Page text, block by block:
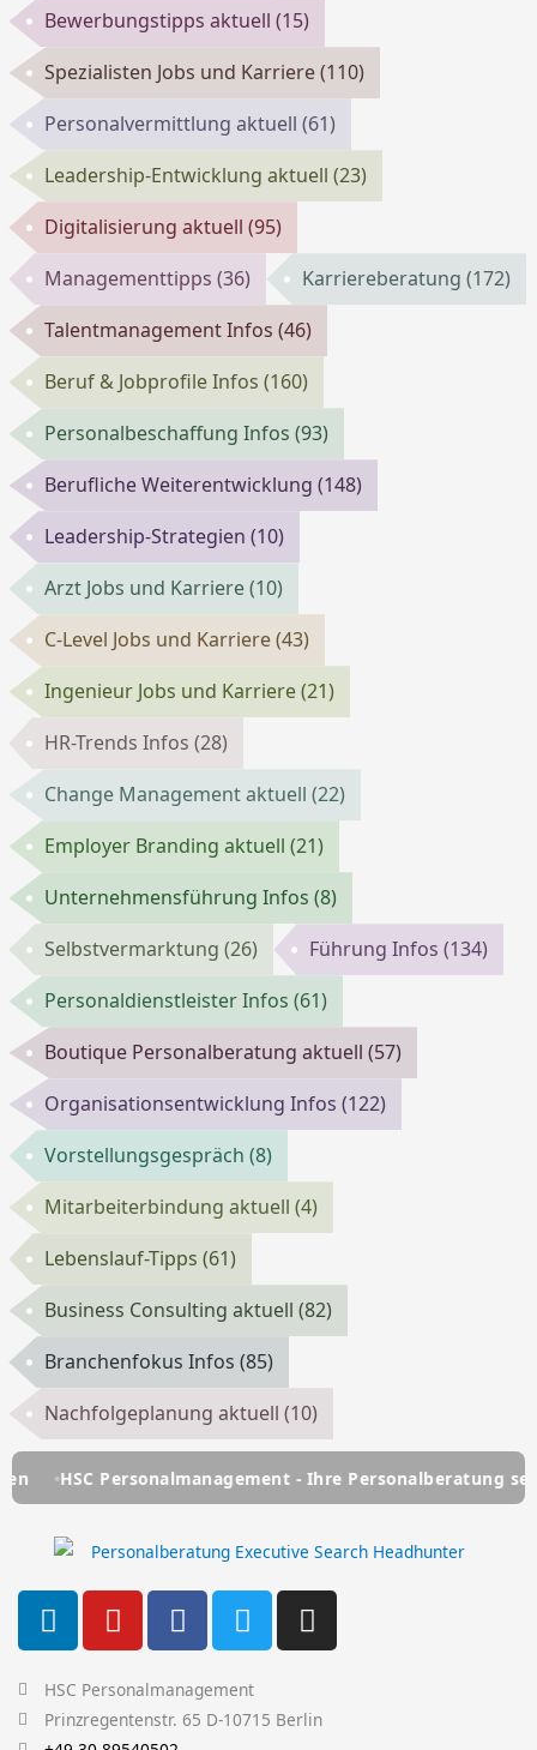
Bewerbungstipps aktuell(15)
Spezialisten Jobs und Karriere(110)
Personalvermittlung aktuell(61)
Leadership-Entwicklung aktuell(23)
Digitalisierung aktuell(95)
Managementtipps(36) Karriereberatung(172)
Talentmanagement Infos(46)
Beruf & Jobprofile Infos(160)
Personalbeschaffung Infos(93)
Berufliche Weiterentwicklung(148)
Leadership-Strategien(10)
Arzt Jobs und Karriere(10)
C-Level Jobs und Karriere(43)
Ingenieur Jobs und Karriere(21)
HR-Trends Infos(28)
Change Management aktuell(22)
Employer Branding aktuell(21)
Unternehmensführung Infos(8)
Selbstvermarktung(26) Führung Infos(134)
Personaldienstleister Infos(61)
Boutique Personalberatung aktuell(57)
Organisationsentwicklung Infos(122)
Vorstellungsgespräch(8)
Mitarbeiterbindung aktuell(4)
Lebenslauf-Tipps(61)
Business Consulting aktuell(82)
Branchenfokus Infos(85)
Nachfolgeplanung aktuell(10)
Personalmanagement - Ihre Personalberatung seit über 25
L
i
n
k
e
Y
o
u
t
u
F
a
c
e
b
T
w
i
t
t
I
n
s
a
HSC Personalmanagement
Prinzregentenstr. 65 D-10715 Berlin